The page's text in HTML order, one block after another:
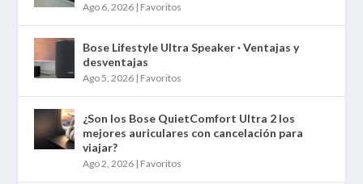
Ago 6, 2026 | Favoritos
Bose Lifestyle Ultra Speaker · Ventajas y
desventajas
Ago 5, 2026 | Favoritos
¿Son los Bose QuietComfort Ultra 2 los
mejores auriculares con cancelación para
viajar?
Ago 2, 2026 | Favoritos